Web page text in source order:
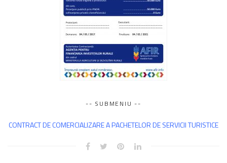
-- SUBMENIU --
CONTRACT DE COMERCIALIZARE A PACHETELOR DE SERVICII TURISTICE